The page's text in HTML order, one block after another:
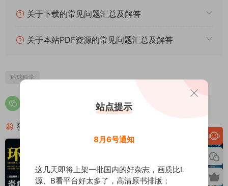
关于下载的常见问题汇总及解答
关于本站PDF资源的常见问题汇总及解答
环球科学
猜你喜欢
荐
站点提示
8月6号通知
这几天即将上架一批国内的好杂志，画质比L
源、B看平台好太多了，高清原书排版；